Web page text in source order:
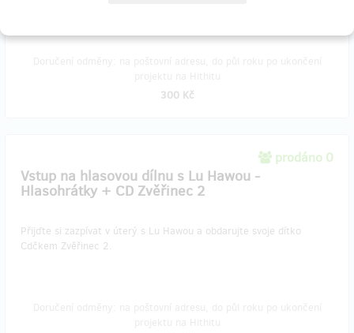
300 Kč
prodáno 0
Vstup na hlasovou dílnu s Lu Hawou -
Hlasohrátky + CD Zvěřinec 2
Přijďte si zazpívat v úterý s Lu Hawou a obdarujte svoje dítko
Cdčkem Zvěřinec 2.